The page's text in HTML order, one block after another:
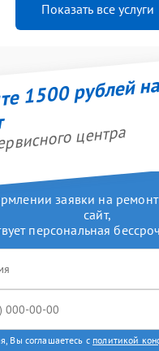
Показать все услуги
1500 рублей на
центра
заявки на ремонт
сайт,
персональная
Вы соглашаетесь с политикой